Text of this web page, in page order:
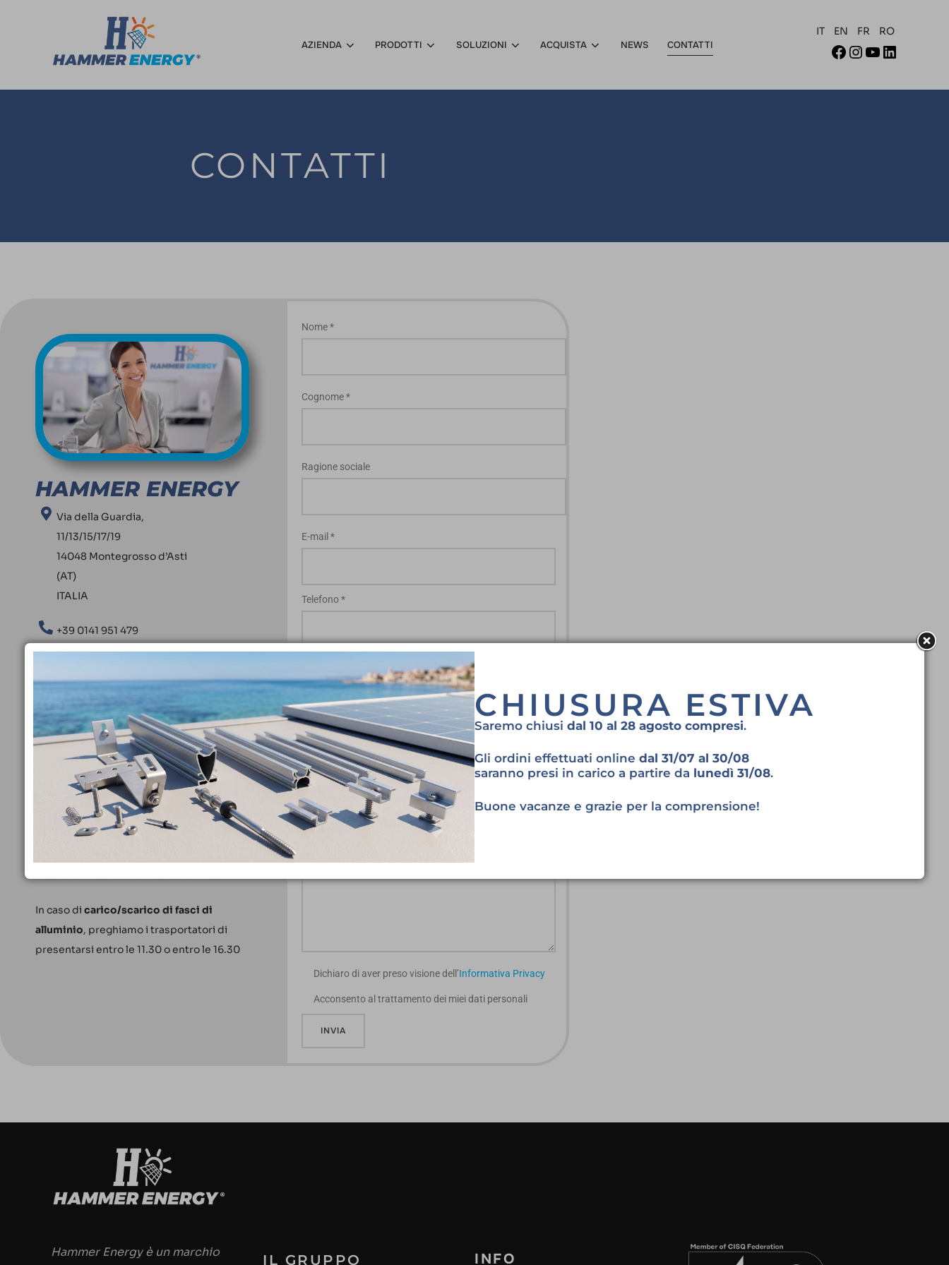
AZIENDA PRODOTTI SOLUZIONI ACQUISTA NEWS CONTATTI
IT EN FR RO
CONTATTI
HAMMER ENERGY
Via della Guardia,
11/13/15/17/19
14048 Montegrosso d’Asti
(AT)
ITALIA
+39 0141 951 479
Hammer Energy
I nostri uffici sono apertidal lunedì al
venerdì, dalle 8.30 alle 12.30 e dalle 13.30
carico e scarico merci
In caso di carico/scarico di fasci di
alluminio, preghiamo i trasportatori di
presentarsi entro le 11.30 o entro le 16.30
Nome*
Cognome*
Ragione sociale
E-mail*
Telefono*
Messaggio
Dichiaro di aver preso visione dell’Informativa Privacy
Acconsento al trattamento dei miei dati personali
Hammer Energy è un marchio
IL GRUPPO INFO
CHIUSURA ESTIVA
Saremo chiusi dal 10 al 28 agosto compresi.
Gli ordini effettuati online dal 31/07 al 30/08
saranno presi in carico a partire da lunedì 31/08.
Buone vacanze e grazie per la comprensione!